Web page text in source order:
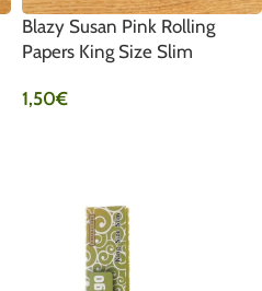
Blazy Susan Pink Rolling
Papers King Size Slim
1,50€